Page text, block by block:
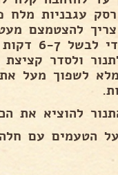
גדושות רסק
להצטמצם
שיהיה
ולסדר
לשפוך מעל את
להוציא את
הטעמים עם